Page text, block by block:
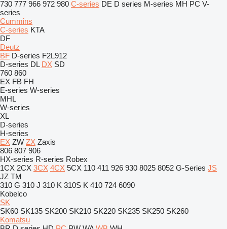
730 777 966 972 980 C-series DE D series M-series MH PC V-
series
Cummins
C-series KTA
DF
Deutz
BF D-series F2L912
D-series DL DX SD
760 860
EX FB FH
E-series W-series
MHL
W-series
XL
D-series
H-series
EX ZW ZX Zaxis
806 807 906
HX-series R-series Robex
1CX 2CX 3CX 4CX 5CX 110 411 926 930 8025 8052 G-Series JS
JZ TM
310 G 310 J 310 K 310S K 410 724 6090
Kobelco
SK
SK60 SK135 SK200 SK210 SK220 SK235 SK250 SK260
Komatsu